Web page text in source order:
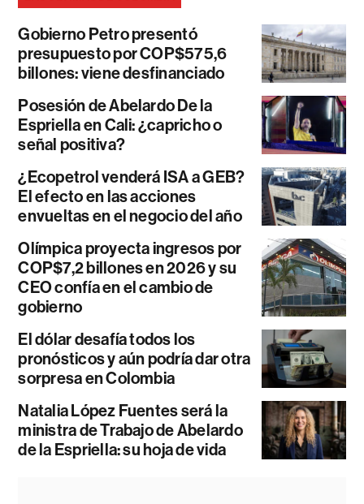
Gobierno Petro presentó
presupuesto por COP$575,6
billones: viene desfinanciado
Posesión de Abelardo De la
Espriella en Cali: ¿capricho o
señal positiva?
¿Ecopetrol venderá ISA a GEB?
El efecto en las acciones
envueltas en el negocio del año
Olímpica proyecta ingresos por
COP$7,2 billones en 2026 y su
CEO confía en el cambio de
gobierno
El dólar desafía todos los
pronósticos y aún podría dar otra
sorpresa en Colombia
Natalia López Fuentes será la
ministra de Trabajo de Abelardo
de la Espriella: su hoja de vida